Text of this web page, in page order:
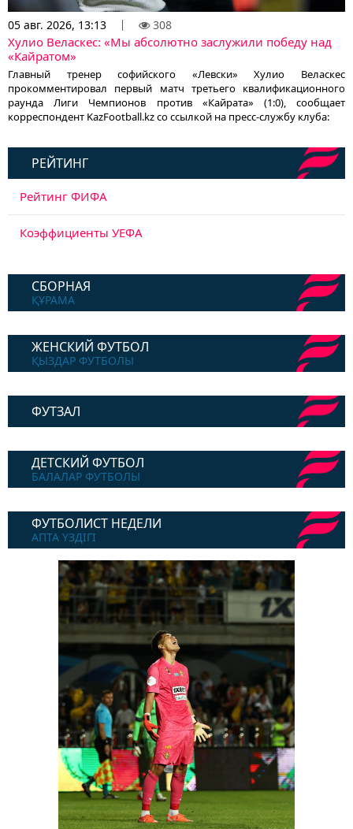
05 авг. 2026, 13:13 308
Хулио Веласкес: «Мы абсолютно заслужили победу над
«Кайратом»
Главный тренер софийского «Левски» Хулио Веласкес
прокомментировал первый матч третьего квалификационного
раунда Лиги Чемпионов против «Кайрата» (1:0), сообщает
корреспондент KazFootball.kz со ссылкой на пресс-службу клуба:
РЕЙТИНГ
Рейтинг ФИФА
Коэффициенты УЕФА
СБОРНАЯ
ҚҰРАМА
ЖЕНСКИЙ ФУТБОЛ
ҚЫЗДАР ФУТБОЛЫ
ФУТЗАЛ
ДЕТСКИЙ ФУТБОЛ
БАЛАЛАР ФУТБОЛЫ
ФУТБОЛИСТ НЕДЕЛИ
АПТА ҮЗДІГІ